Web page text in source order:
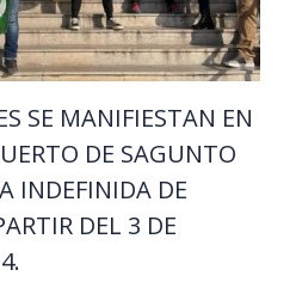
SE MANIFIESTAN EN
DE SAGUNTO
INDEFINIDA DE
DEL 3 DE